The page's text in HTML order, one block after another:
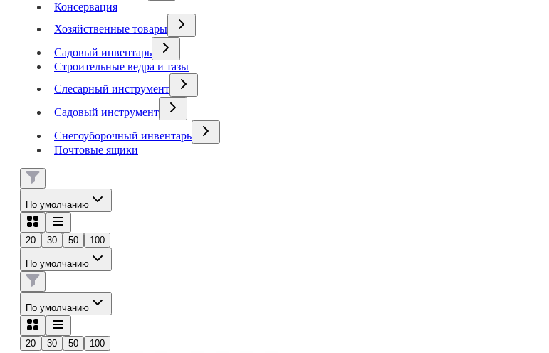
Консервация
Хозяйственные товары
Садовый инвентарь
Строительные ведра и тазы
Слесарный инструмент
Садовый инструмент
Снегоуборочный инвентарь
Почтовые ящики
По умолчанию
20 30 50 100
По умолчанию
По умолчанию
20 30 50 100